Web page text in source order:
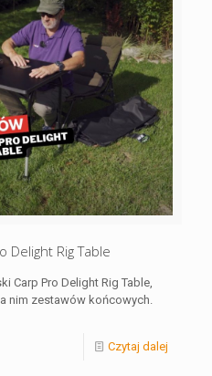
Delight Rig Table
Carp Pro Delight Rig Table,
nim zestawów końcowych.
Czytaj dalej